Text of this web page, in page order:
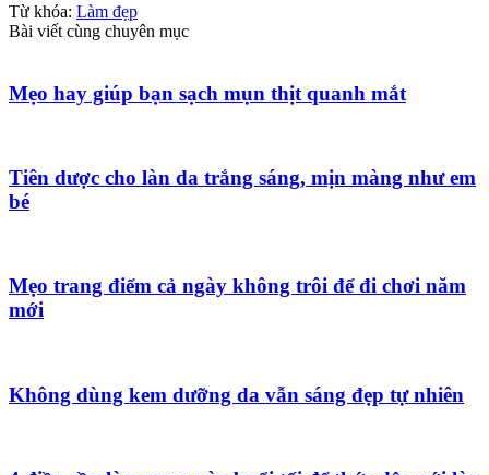
Từ khóa: Làm đẹp
Bài viết cùng chuyên mục
Mẹo hay giúp bạn sạch mụn thịt quanh mắt
Tiên dược cho làn da trắng sáng, mịn màng như em
bé
Mẹo trang điểm cả ngày không trôi để đi chơi năm
mới
Không dùng kem dưỡng da vẫn sáng đẹp tự nhiên